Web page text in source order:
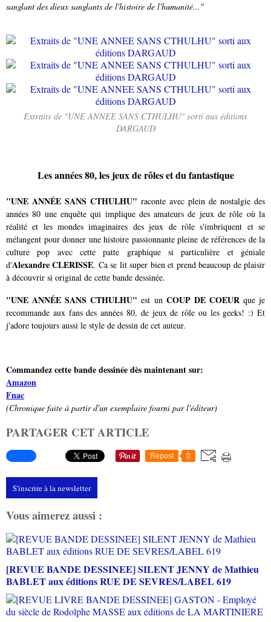
sanglant des dieux sanglants de l'histoire de l'humanité..."
Extraits de "UNE ANNEE SANS CTHULHU" sorti aux éditions
DARGAUD
Les années 80, les jeux de rôles et du fantastique
"UNE ANNÉE SANS CTHULHU" raconte avec plein de nostalgie des
années 80 une enquête qui implique des amateurs de jeux de rôle où la
réalité et les mondes imaginaires des jeux de rôle s'imbriquent et se
mélangent pour donner une histoire passionnante pleine de références de la
culture pop avec cette patte graphique si particulière et géniale
d'Alexandre CLERISSE. Ca se lit super bien et prend beaucoup de plaisir
à découvrir si original de cette bande dessinée.
"UNE ANNÉE SANS CTHULHU" est un COUP DE COEURque je
recommande aux fans des années 80, de jeux de rôle ou les geeks! :) Et
j'adore toujours aussi le style de dessin de cet auteur.
Commandez cette bande dessinée dès maintenant sur:
Amazon
Fnac
(Chronique faite à partir d'un exemplaire fourni par l'éditeur)
PARTAGER CET ARTICLE
Repost 0
S'inscrire à la newsletter
Vous aimerez aussi :
[REVUE BANDE DESSINEE] SILENT JENNY de Mathieu
BABLET aux éditions RUE DE SEVRES/LABEL 619